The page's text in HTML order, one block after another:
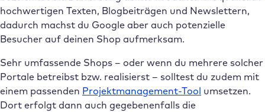
hochwertigen Texten, Blogbeiträgen und Newslettern,
dadurch machst du Google aber auch potenzielle
Besucher auf deinen Shop aufmerksam.
Sehr umfassende Shops – oder wenn du mehrere solcher
Portale betreibst bzw. realisierst – solltest du zudem mit
einem passenden Projektmanagement-Tool umsetzen.
Dort erfolgt dann auch gegebenenfalls die